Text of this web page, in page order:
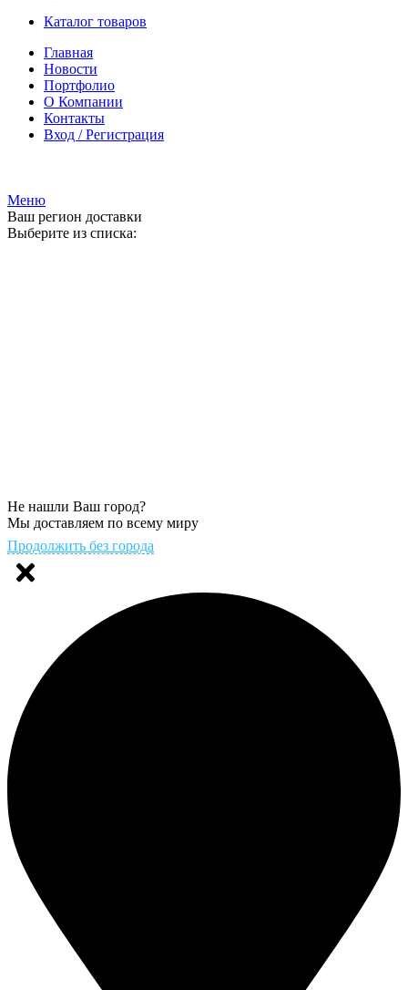
Каталог товаров
Главная
Новости
Портфолио
О Компании
Контакты
Вход / Регистрация
Меню
Ваш регион доставки
Выберите из списка:
Не нашли Ваш город?
Мы доставляем по всему миру
Продолжить без города